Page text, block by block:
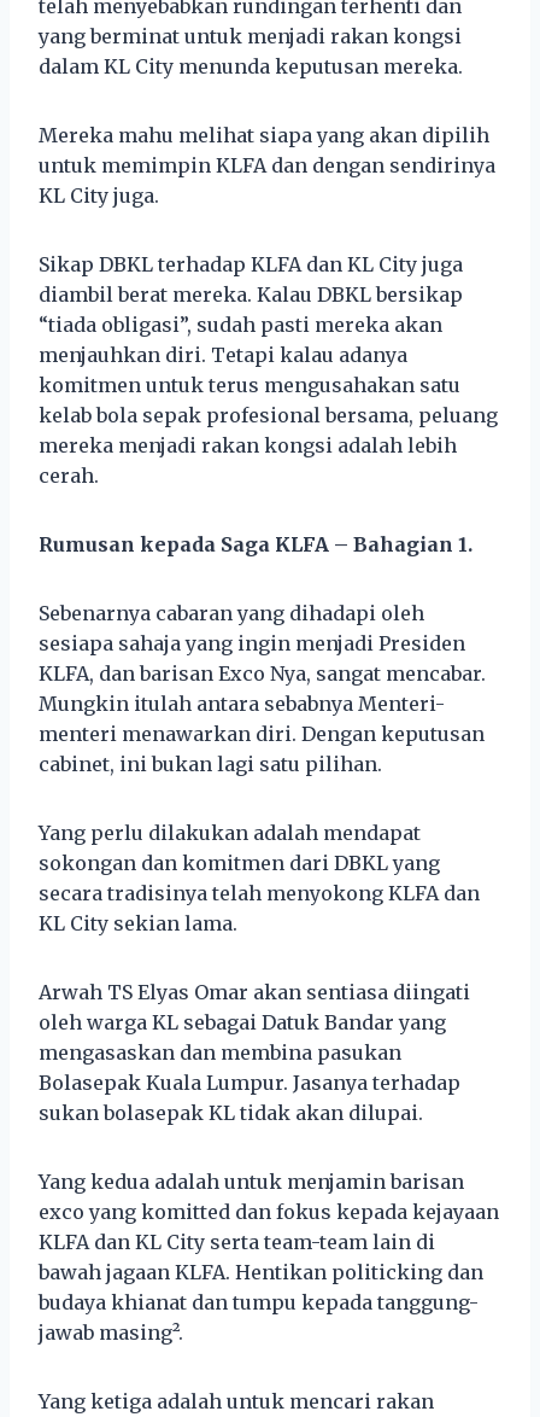
telah menyebabkan rundingan terhenti dan
yang berminat untuk menjadi rakan kongsi
dalam KL City menunda keputusan mereka.
Mereka mahu melihat siapa yang akan dipilih
untuk memimpin KLFA dan dengan sendirinya
KL City juga.
Sikap DBKL terhadap KLFA dan KL City juga
diambil berat mereka. Kalau DBKL bersikap
“tiada obligasi”, sudah pasti mereka akan
menjauhkan diri. Tetapi kalau adanya
komitmen untuk terus mengusahakan satu
kelab bola sepak profesional bersama, peluang
mereka menjadi rakan kongsi adalah lebih
cerah.
Rumusan kepada Saga KLFA – Bahagian 1.
Sebenarnya cabaran yang dihadapi oleh
sesiapa sahaja yang ingin menjadi Presiden
KLFA, dan barisan Exco Nya, sangat mencabar.
Mungkin itulah antara sebabnya Menteri-
menteri menawarkan diri. Dengan keputusan
cabinet, ini bukan lagi satu pilihan.
Yang perlu dilakukan adalah mendapat
sokongan dan komitmen dari DBKL yang
secara tradisinya telah menyokong KLFA dan
KL City sekian lama.
Arwah TS Elyas Omar akan sentiasa diingati
oleh warga KL sebagai Datuk Bandar yang
mengasaskan dan membina pasukan
Bolasepak Kuala Lumpur. Jasanya terhadap
sukan bolasepak KL tidak akan dilupai.
Yang kedua adalah untuk menjamin barisan
exco yang komitted dan fokus kepada kejayaan
KLFA dan KL City serta team-team lain di
bawah jagaan KLFA. Hentikan politicking dan
budaya khianat dan tumpu kepada tanggung-
jawab masing².
Yang ketiga adalah untuk mencari rakan